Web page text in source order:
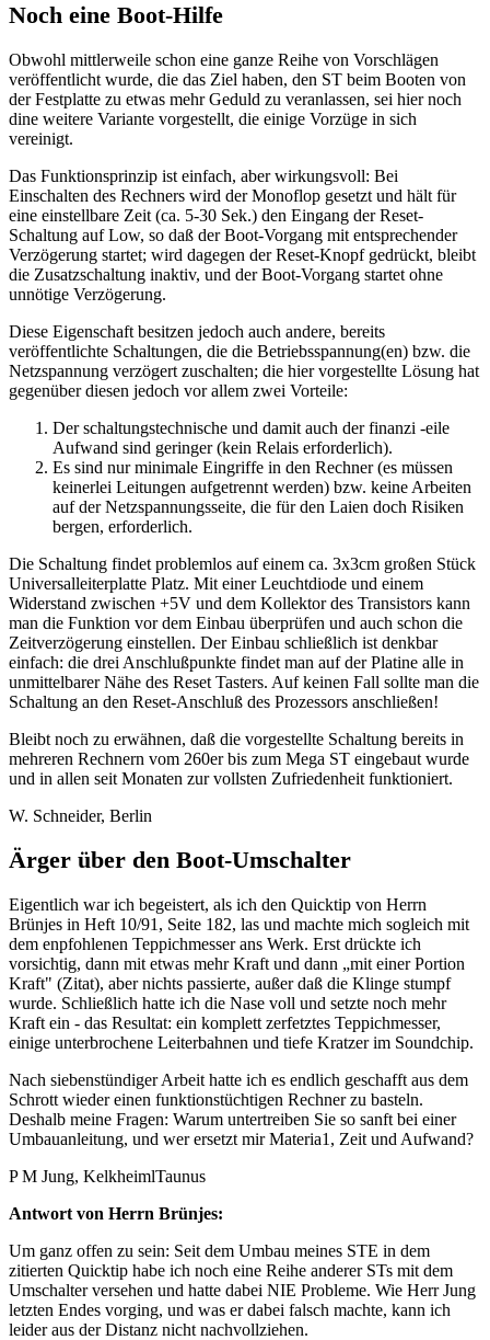
Noch eine Boot-Hilfe
Obwohl mittlerweile schon eine ganze Reihe von Vorschlägen
veröffentlicht wurde, die das Ziel haben, den ST beim Booten von
der Festplatte zu etwas mehr Geduld zu veranlassen, sei hier noch
dine weitere Variante vorgestellt, die einige Vorzüge in sich
vereinigt.
Das Funktionsprinzip ist einfach, aber wirkungsvoll: Bei
Einschalten des Rechners wird der Monoflop gesetzt und hält für
eine einstellbare Zeit (ca. 5-30 Sek.) den Eingang der Reset-
Schaltung auf Low, so daß der Boot-Vorgang mit entsprechender
Verzögerung startet; wird dagegen der Reset-Knopf gedrückt, bleibt
die Zusatzschaltung inaktiv, und der Boot-Vorgang startet ohne
unnötige Verzögerung.
Diese Eigenschaft besitzen jedoch auch andere, bereits
veröffentlichte Schaltungen, die die Betriebsspannung(en) bzw. die
Netzspannung verzögert zuschalten; die hier vorgestellte Lösung hat
gegenüber diesen jedoch vor allem zwei Vorteile:
Der schaltungstechnische und damit auch der finanzi -eile
Aufwand sind geringer (kein Relais erforderlich).
Es sind nur minimale Eingriffe in den Rechner (es müssen
keinerlei Leitungen aufgetrennt werden) bzw. keine Arbeiten
auf der Netzspannungsseite, die für den Laien doch Risiken
bergen, erforderlich.
Die Schaltung findet problemlos auf einem ca. 3x3cm großen Stück
Universalleiterplatte Platz. Mit einer Leuchtdiode und einem
Widerstand zwischen +5V und dem Kollektor des Transistors kann
man die Funktion vor dem Einbau überprüfen und auch schon die
Zeitverzögerung einstellen. Der Einbau schließlich ist denkbar
einfach: die drei Anschlußpunkte findet man auf der Platine alle in
unmittelbarer Nähe des Reset Tasters. Auf keinen Fall sollte man die
Schaltung an den Reset-Anschluß des Prozessors anschließen!
Bleibt noch zu erwähnen, daß die vorgestellte Schaltung bereits in
mehreren Rechnern vom 260er bis zum Mega ST eingebaut wurde
und in allen seit Monaten zur vollsten Zufriedenheit funktioniert.
W. Schneider, Berlin
Ärger über den Boot-Umschalter
Eigentlich war ich begeistert, als ich den Quicktip von Herrn
Brünjes in Heft 10/91, Seite 182, las und machte mich sogleich mit
dem enpfohlenen Teppichmesser ans Werk. Erst drückte ich
vorsichtig, dann mit etwas mehr Kraft und dann „mit einer Portion
Kraft" (Zitat), aber nichts passierte, außer daß die Klinge stumpf
wurde. Schließlich hatte ich die Nase voll und setzte noch mehr
Kraft ein - das Resultat: ein komplett zerfetztes Teppichmesser,
einige unterbrochene Leiterbahnen und tiefe Kratzer im Soundchip.
Nach siebenstündiger Arbeit hatte ich es endlich geschafft aus dem
Schrott wieder einen funktionstüchtigen Rechner zu basteln.
Deshalb meine Fragen: Warum untertreiben Sie so sanft bei einer
Umbauanleitung, und wer ersetzt mir Materia1, Zeit und Aufwand?
P M Jung, KelkheimlTaunus
Antwort von Herrn Brünjes:
Um ganz offen zu sein: Seit dem Umbau meines STE in dem
zitierten Quicktip habe ich noch eine Reihe anderer STs mit dem
Umschalter versehen und hatte dabei NIE Probleme. Wie Herr Jung
letzten Endes vorging, und was er dabei falsch machte, kann ich
leider aus der Distanz nicht nachvollziehen.